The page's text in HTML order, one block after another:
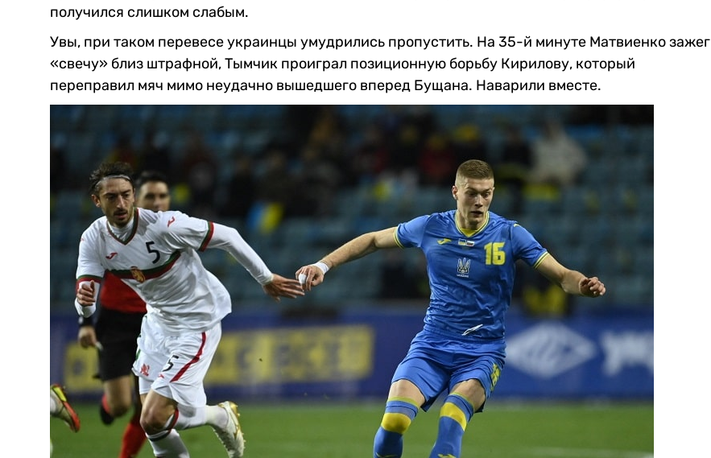
получился слишком слабым.
Увы, при таком перевесе украинцы умудрились пропустить. На 35-й минуте Матвиенко зажег
«свечу» близ штрафной, Тымчик проиграл позиционную борьбу Кирилову, который
переправил мяч мимо неудачно вышедшего вперед Бущана. Наварили вместе.